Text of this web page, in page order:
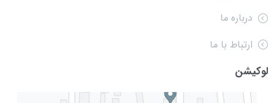
درباره ما
ارتباط با ما
لوکیشن